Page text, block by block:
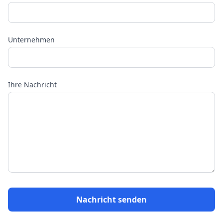
Unternehmen
Ihre Nachricht
Nachricht senden